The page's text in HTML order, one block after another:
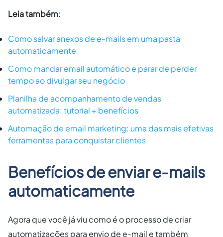
Leia também:
Como salvar anexos de e-mails em uma pasta
automaticamente
Como mandar email automático e parar de perder
tempo ao divulgar seu negócio
Planilha de acompanhamento de vendas
automatizada: tutorial + benefícios
Automação de email marketing: uma das mais efetivas
ferramentas para conquistar clientes
Benefícios de enviar e-mails
automaticamente
Agora que você já viu como é o processo de criar
automatizações para envio de e-mail e também